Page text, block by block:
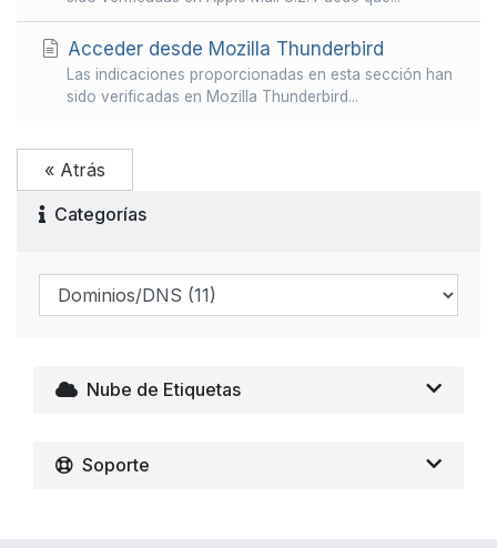
Acceder desde Mozilla Thunderbird
Las indicaciones proporcionadas en esta sección han
sido verificadas en Mozilla Thunderbird...
« Atrás
Categorías
Nube de Etiquetas
Soporte